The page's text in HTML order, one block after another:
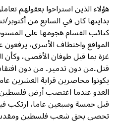
هؤلاء الذين استراحوا بعقولهم
بدايتها كان في السابع من
كتائب القسام هجومها على
المواقع واختطاف الأسرى، يرفعون
غزة بما قبل طوفان الأقصى، وكأن
قتل..من دون تدمير.. من دون
يكونوا محاصرين قرابة العشرين
العدو عندما اغتصب أرض فلسطين،
قبل خمسة وسبعين عاما، ارتكب
تحصى بحق شعب فلسطين